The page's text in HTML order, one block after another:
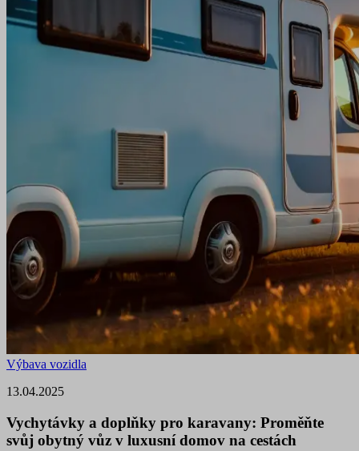
Výbava vozidla
13.04.2025
Vychytávky a doplňky pro karavany: Proměňte
svůj obytný vůz v luxusní domov na cestách